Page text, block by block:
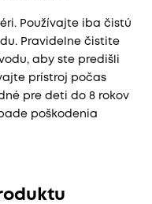
Používajte iba čistú
Pravidelne čistite
aby ste predišli
prístroj počas
pre deti do 8 rokov
poškodenia